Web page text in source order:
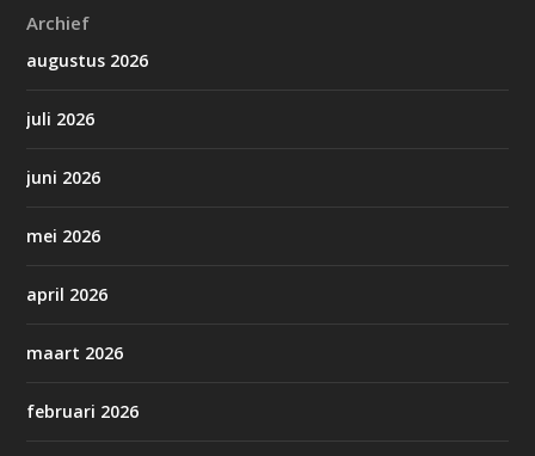
Archief
augustus 2026
juli 2026
juni 2026
mei 2026
april 2026
maart 2026
februari 2026